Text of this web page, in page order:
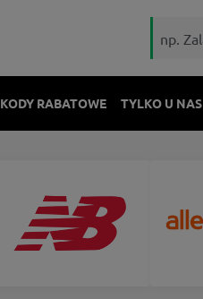
KODY RABATOWE TYLKO U NAS